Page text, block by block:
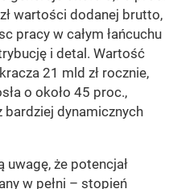
wartości dodanej brutto,
pracy w całym łańcuchu
i detal. Wartość
21 mld zł rocznie,
o około 45 proc.,
dynamicznych
że potencjał
w pełni – stopień